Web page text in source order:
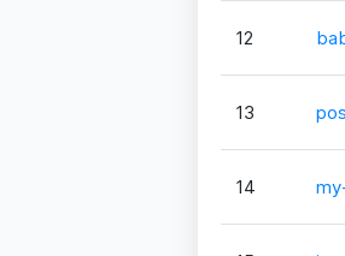
12
13
14